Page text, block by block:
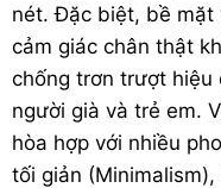
nét. Đặc biệt, bề mặt
cảm giác chân thật
chống trơn trượt hiệu
người già và trẻ em.
hòa hợp với nhiều
tối giản